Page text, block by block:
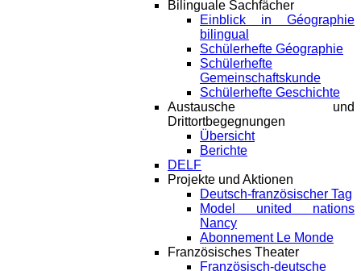
Bilinguale Sachfächer
Einblick in Géographie
bilingual
Schülerhefte Géographie
Schülerhefte
Gemeinschaftskunde
Schülerhefte Geschichte
Austausche und
Drittortbegegnungen
Übersicht
Berichte
DELF
Projekte und Aktionen
Deutsch-französischer Tag
Model united nations
Nancy
Abonnement Le Monde
Französisches Theater
Französisch-deutsche